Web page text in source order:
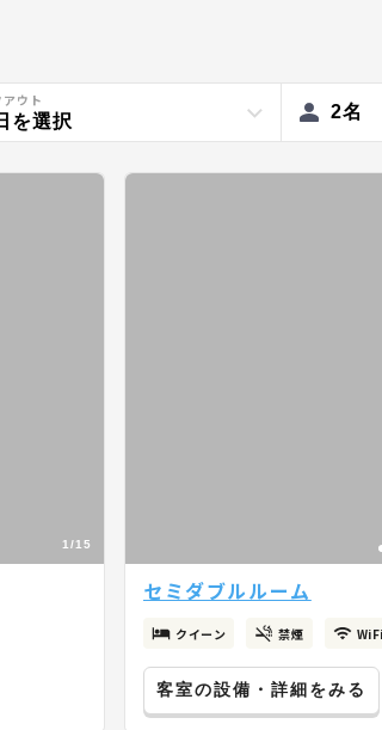
ウト
を選択 2名
1/15
セミダブルルーム
クイーン 禁煙
客室の設備・詳細をみる